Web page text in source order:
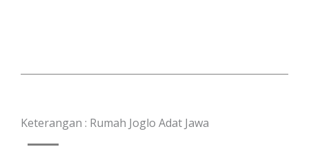
Keterangan : Rumah Joglo Adat Jawa